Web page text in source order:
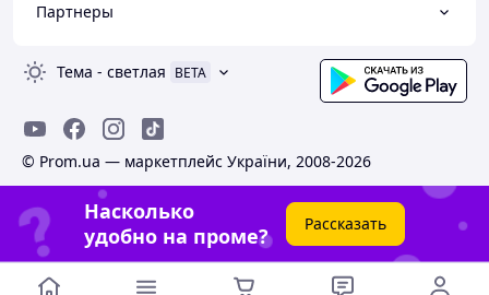
Партнеры
Тема - светлая BETA
© Prom.ua — маркетплейс України, 2008-2026
Насколько
удобно на проме?
Рассказать